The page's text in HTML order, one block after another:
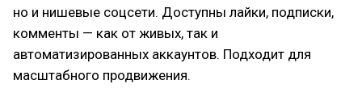
но и нишевые соцсети. Доступны лайки, подписки,
комменты — как от живых, так и
автоматизированных аккаунтов. Подходит для
масштабного продвижения.